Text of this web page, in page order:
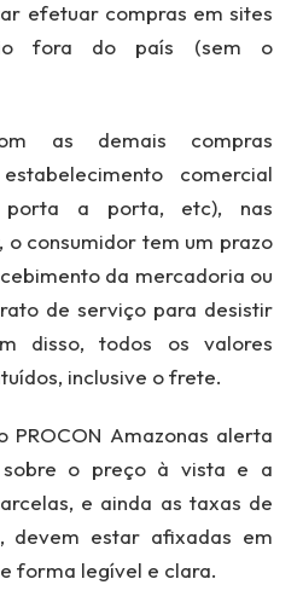
efetuar compras em sites
fora do país (sem o
as demais compras
comercial
porta a porta, etc), nas
o consumidor tem um prazo
da mercadoria ou
de serviço para desistir
disso, todos os valores
inclusive o frete.
Amazonas alerta
sobre o preço à vista e a
e ainda as taxas de
devem estar afixadas em
forma legível e clara.